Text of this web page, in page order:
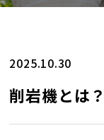
2025.10.30
削岩機とは？